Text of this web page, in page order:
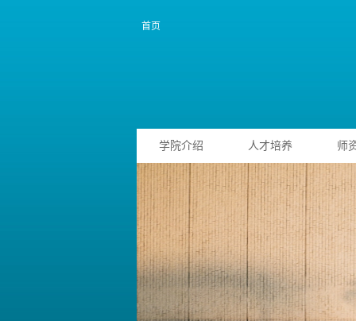
首页
学院介绍 人才培养 师